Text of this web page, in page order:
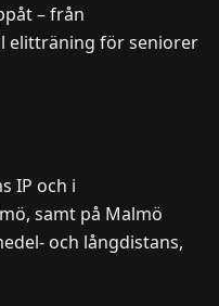
– från
elitträning för seniorer
IP och i
samt på Malmö
och långdistans,